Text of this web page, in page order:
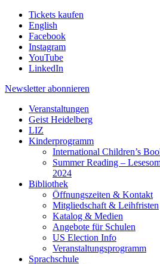
Tickets kaufen
English
Facebook
Instagram
YouTube
LinkedIn
Newsletter abonnieren
Veranstaltungen
Geist Heidelberg
LIZ
Kinderprogramm
International Children’s
Summer Reading –
2024
Bibliothek
Öffnungszeiten & Kontakt
Mitgliedschaft & Leihfristen
Katalog & Medien
Angebote für Schulen
US Election Info
Veranstaltungsprogramm
Sprachschule